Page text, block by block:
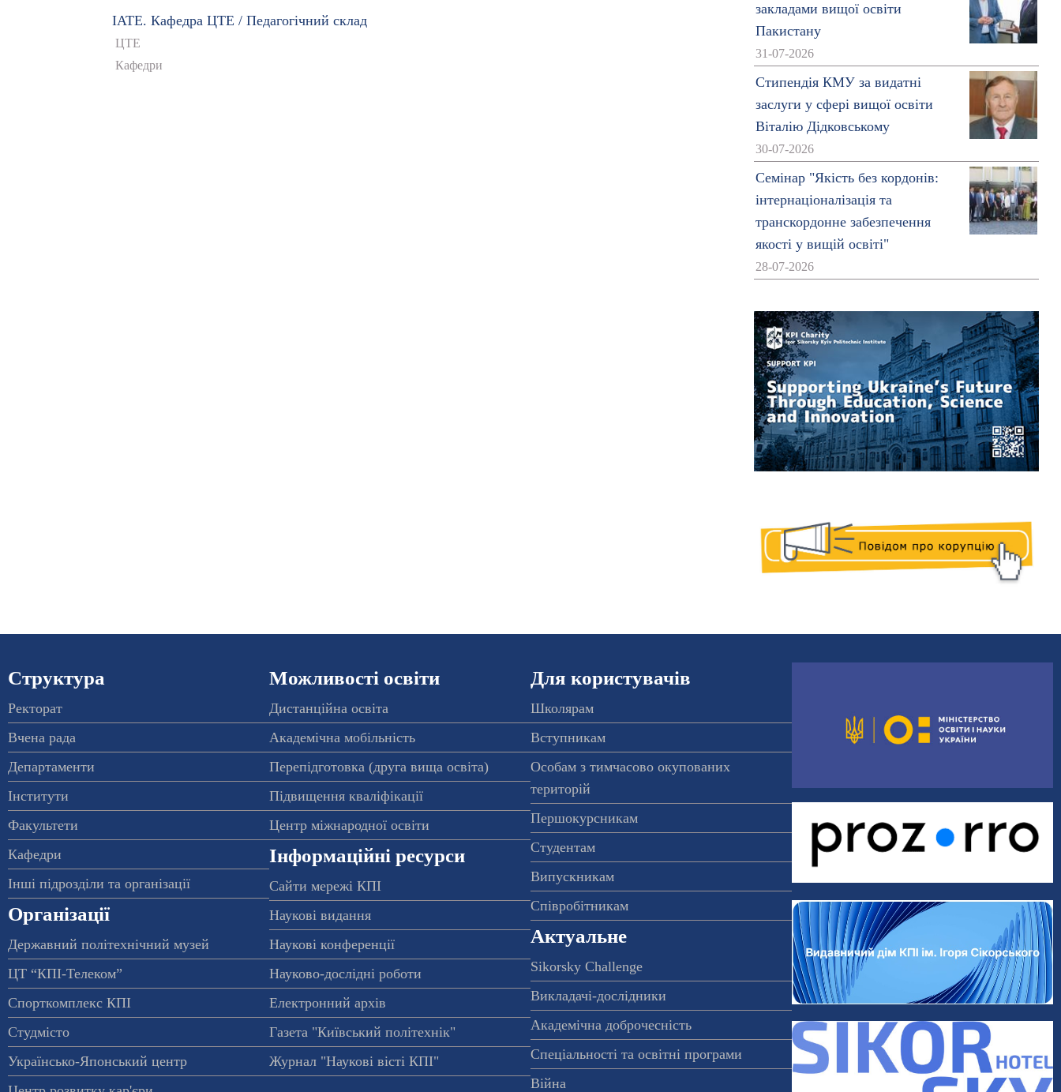
ІАТЕ. Кафедра ЦТЕ / Педагогічний склад
ЦТЕ
Кафедри
закладами вищої освіти
Пакистану
31-07-2026
Стипендія КМУ за видатні
заслуги у сфері вищої освіти
Віталію Дідковському
30-07-2026
Семінар "Якість без кордонів:
інтернаціоналізація та
транскордонне забезпечення
якості у вищій освіті"
28-07-2026
Структура
Ректорат
Вчена рада
Департаменти
Інститути
Факультети
Кафедри
Інші підрозділи та організації
Організації
Державний політехнічний музей
ЦТ “КПІ-Телеком”
Спорткомплекс КПІ
Студмісто
Українсько-Японський центр
Можливості освіти
Дистанційна освіта
Академічна мобільність
Перепідготовка (друга вища освіта)
Підвищення кваліфікації
Центр міжнародної освіти
Інформаційні ресурси
Сайти мережі КПІ
Наукові видання
Наукові конференції
Науково-дослідні роботи
Електронний архів
Газета "Київський політехнік"
Журнал "Наукові вісті КПІ"
Для користувачів
Школярам
Вступникам
Особам з тимчасово окупованих
територій
Першокурсникам
Студентам
Випускникам
Співробітникам
Актуальне
Sikorsky Challenge
Викладачі-дослідники
Академічна доброчесність
Спеціальності та освітні програми
Війна